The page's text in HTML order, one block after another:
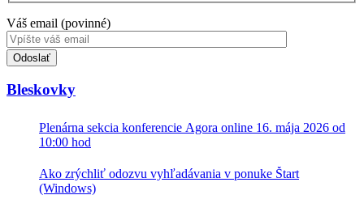
Váš email (povinné)
Toto
pole
nevyplňujte.
Bleskovky
Plenárna sekcia konferencie Agora online 16. mája 2026 od
10:00 hod
Ako zrýchliť odozvu vyhľadávania v ponuke Štart
(Windows)